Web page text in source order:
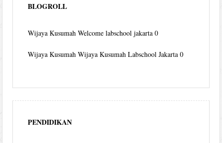
BLOGROLL
Wijaya Kusumah Welcome labschool jakarta 0
Wijaya Kusumah Wijaya Kusumah Labschool Jakarta 0
PENDIDIKAN